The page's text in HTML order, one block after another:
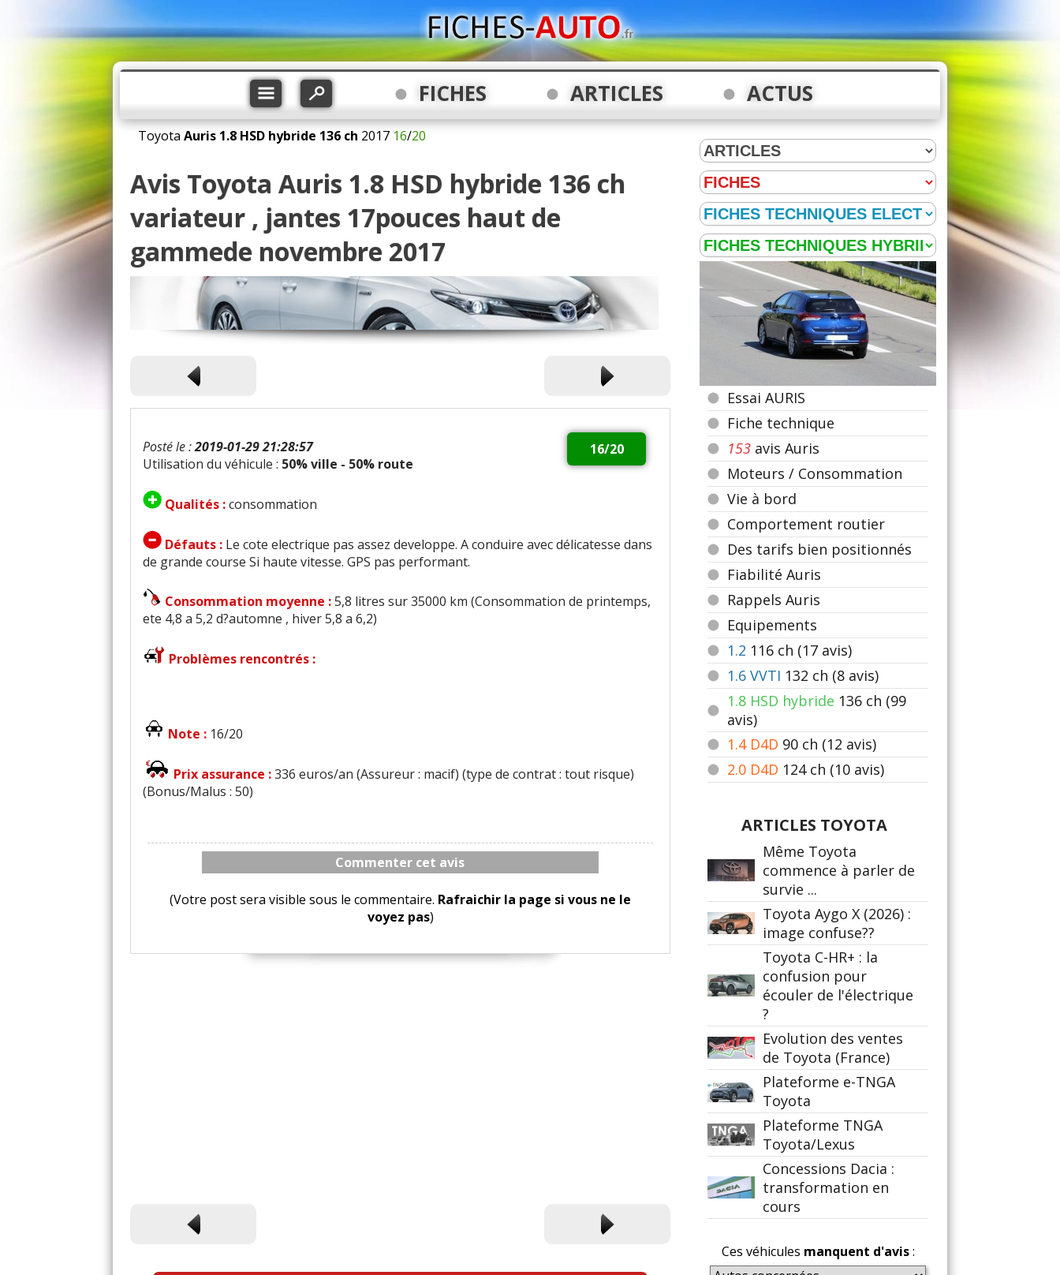
FICHES ARTICLES ACTUS
Toyota Auris 1.8 HSD hybride 136 ch 2017 16/20
Avis Toyota Auris 1.8 HSD hybride 136 ch
variateur , jantes 17pouces haut de
gammede novembre 2017
16/20
Posté le :2019-01-29 21:28:57
Utilisation du véhicule : 50% ville - 50% route
Qualités :consommation
Défauts : Le cote electrique pas assez developpe. A conduire avec délicatesse dans
de grande course Si haute vitesse. GPS pas performant.
Consommation moyenne :5,8 litres sur 35000 km (Consommation de printemps,
ete 4,8 a 5,2 d?automne , hiver 5,8 a 6,2)
Problèmes rencontrés :
Note : 16/20
Prix assurance :336 euros/an (Assureur : macif) (type de contrat : tout risque)
(Bonus/Malus : 50)
Commenter cet avis
(Votre post sera visible sous le commentaire. Rafraichir la page si vous ne le
voyez pas)
Essai AURIS
Fiche technique
153 avis Auris
Moteurs / Consommation
Vie à bord
Comportement routier
Des tarifs bien positionnés
Fiabilité Auris
Rappels Auris
Equipements
1.2 116 ch (17 avis)
1.6 VVTI 132 ch (8 avis)
1.8 HSD hybride 136 ch (99
avis)
1.4 D4D 90 ch (12 avis)
2.0 D4D 124 ch (10 avis)
ARTICLES TOYOTA
Même Toyota
commence à parler de
survie ...
Toyota Aygo X (2026) :
image confuse??
Toyota C-HR+ : la
confusion pour
écouler de l'électrique
?
Evolution des ventes
de Toyota (France)
Plateforme e-TNGA
Toyota
Plateforme TNGA
Toyota/Lexus
Concessions Dacia :
transformation en
cours
Ces véhicules manquent d'avis: